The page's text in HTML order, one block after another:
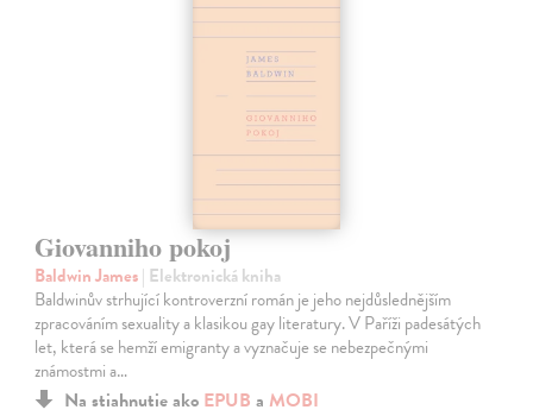
Giovanniho pokoj
Baldwin James| Elektronická kniha
Baldwinův strhující kontroverzní román je jeho nejdůslednějším
zpracováním sexuality a klasikou gay literatury. V Paříži padesátých
let, která se hemží emigranty a vyznačuje se nebezpečnými
známostmi a…
Na stiahnutie ako EPUB a MOBI